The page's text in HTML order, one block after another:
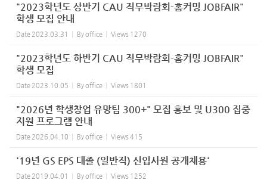
"2023학년도 상반기 CAU 직무박람회-홈커밍 JOBFAIR"
학생 모집 안내
Date 2023.03.31 Byoffice Views 1270
"2023학년도 하반기 CAU 직무박람회-홈커밍 JOBFAIR"
학생 모집
Date 2023.10.05 Byoffice Views 1801
"2026년 학생창업 유망팀 300+" 모집 홍보 및 U300 집중
지원 프로그램 안내
Date 2026.04.10 Byoffice Views 415
'19년 GS EPS 대졸 (일반직) 신입사원 공개채용'
Date 2019.04.01 Byoffice Views 1252